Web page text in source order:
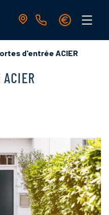
d'entrée ACIER
ACIER